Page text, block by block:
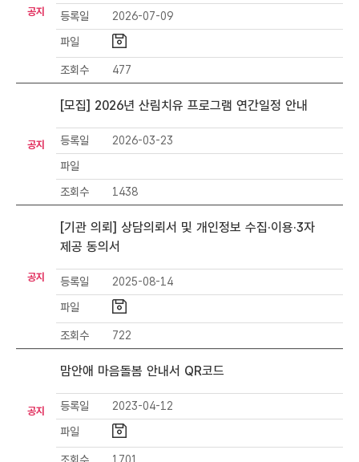
,
함
공지 등록일
2026-07-09
파일
조회수 477
공지
[모집] 2026년 산림치유 프로그램 연간일정 안내
등록일
2026-03-23
파일
조회수
1438
공지
[기관 의뢰] 상담의뢰서 및 개인정보 수집·이용·3자
제공 동의서
등록일
2025-08-14
파일
조회수 722
공지
맘안애 마음돌봄 안내서 QR코드
등록일
2023-04-12
파일